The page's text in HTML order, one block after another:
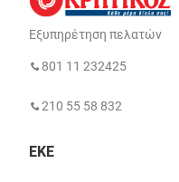
Εξυπηρέτηση πελατών
801 11 232425
210 55 58 832
ΕΚΕ